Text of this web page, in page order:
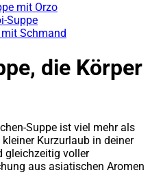
mit Orzo
Suppe
Schmand
die Körper
Suppe ist viel mehr als
Kurzurlaub in deiner
gleichzeitig voller
aus asiatischen Aromen